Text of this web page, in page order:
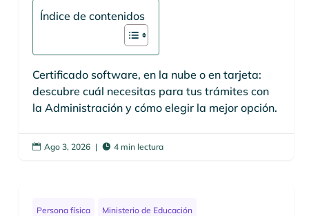
Índice de contenidos
Certificado software, en la nube o en tarjeta:
descubre cuál necesitas para tus trámites con
la Administración y cómo elegir la mejor opción.
 Ago 3, 2026 |  4 min lectura
Persona física Ministerio de Educación